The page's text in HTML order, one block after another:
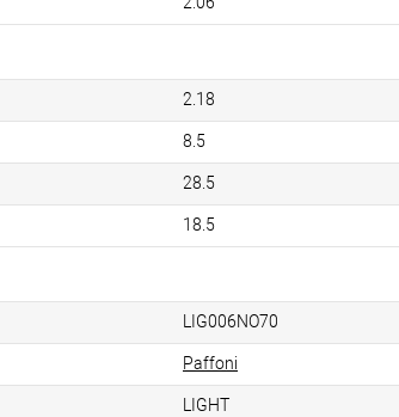
2.18
8.5
28.5
18.5
LIG006NO70
Paffoni
LIGHT